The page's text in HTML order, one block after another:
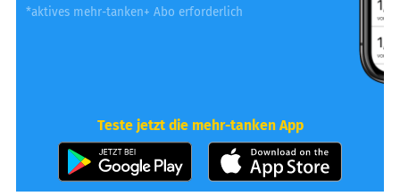
*aktives mehr-tanken+ Abo erforderlich
Teste jetzt die mehr-tanken App